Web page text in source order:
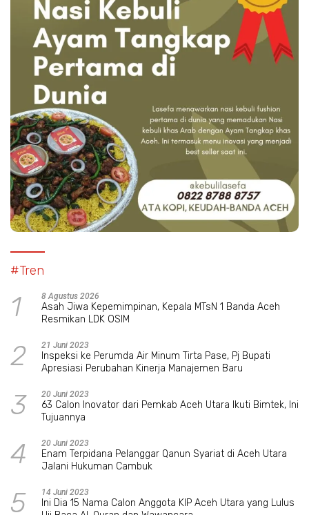
#Tren
1 8 Agustus 2026
Asah Jiwa Kepemimpinan, Kepala MTsN 1 Banda Aceh
Resmikan LDK OSIM
2 21 Juni 2023
Inspeksi ke Perumda Air Minum Tirta Pase, Pj Bupati
Apresiasi Perubahan Kinerja Manajemen Baru
3 20 Juni 2023
63 Calon Inovator dari Pemkab Aceh Utara Ikuti Bimtek, Ini
Tujuannya
4 20 Juni 2023
Enam Terpidana Pelanggar Qanun Syariat di Aceh Utara
Jalani Hukuman Cambuk
5 14 Juni 2023
Ini Dia 15 Nama Calon Anggota KIP Aceh Utara yang Lulus